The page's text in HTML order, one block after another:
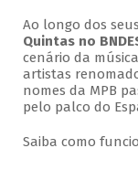
Ao longo dos
Quintas no
cenário da
artistas
nomes da MPB
pelo palco do
Saiba como